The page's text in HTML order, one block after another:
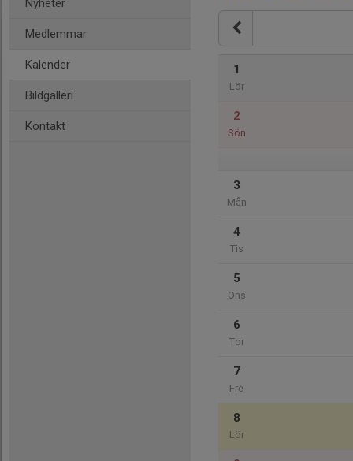
Nyheter
Medlemmar
Kalender
Bildgalleri
Kontakt
1
Lör
2
Sön
3
Mån
4
Tis
5
Ons
6
Tor
7
Fre
8
Lör